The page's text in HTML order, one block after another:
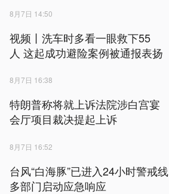
8月7日 14:50
视频丨洗车时多看一眼救下55
人 这起成功避险案例被通报表扬
8月7日 16:38
特朗普称将就上诉法院涉白宫宴
会厅项目裁决提起上诉
8月7日 16:52
台风“白海豚”已进入24小时警戒线
多部门启动应急响应